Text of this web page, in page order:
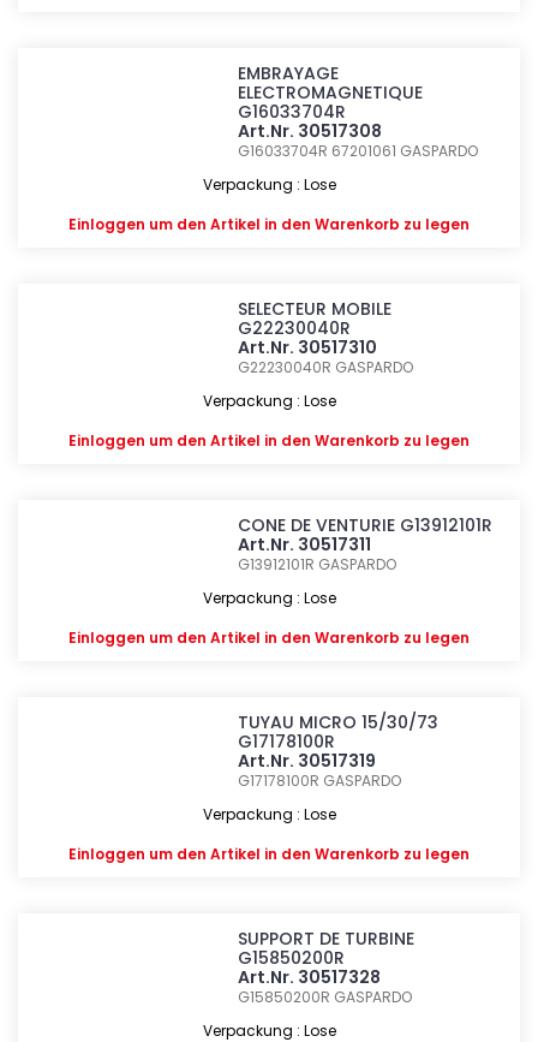
EMBRAYAGE
ELECTROMAGNETIQUE
G16033704R
Art.Nr. 30517308
G16033704R 67201061 GASPARDO
Verpackung : Lose
Einloggen um den Artikel in den Warenkorb zu legen
SELECTEUR MOBILE
G22230040R
Art.Nr. 30517310
G22230040R GASPARDO
Verpackung : Lose
Einloggen um den Artikel in den Warenkorb zu legen
CONE DE VENTURIE G13912101R
Art.Nr. 30517311
G13912101R GASPARDO
Verpackung : Lose
Einloggen um den Artikel in den Warenkorb zu legen
TUYAU MICRO 15/30/73
G17178100R
Art.Nr. 30517319
G17178100R GASPARDO
Verpackung : Lose
Einloggen um den Artikel in den Warenkorb zu legen
SUPPORT DE TURBINE
G15850200R
Art.Nr. 30517328
G15850200R GASPARDO
Verpackung : Lose